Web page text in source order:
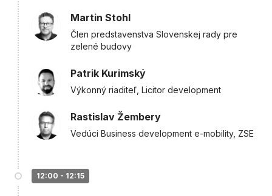
Martin Stohl
Člen predstavenstva Slovenskej rady pre
zelené budovy
Patrik Kurimský
Výkonný riaditeľ, Licitor development
Rastislav Žembery
Vedúci Business development e-mobility, ZSE
12:00 - 12:15